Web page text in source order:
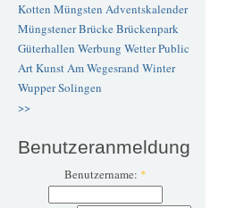
Kotten Müngsten Adventskalender
Müngstener BrückeBrückenpark
Güterhallen Werbung WetterPublic
ArtKunstAm Wegesrand Winter
WupperSolingen
>>
Benutzeranmeldung
Benutzername: *